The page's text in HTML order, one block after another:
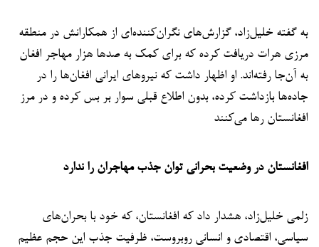
به گفته خلیل‌زاد، گزارش‌های نگران‌کننده‌ای از همکارانش در منطقه
مرزی هرات دریافت کرده که برای کمک به صدها هزار مهاجر افغان
به آن‌جا رفته‌اند. او اظهار داشت که نیروهای ایرانی افغان‌ها را در
جاده‌ها بازداشت کرده، بدون اطلاع قبلی سوار بر بس کرده و در مرز
افغانستان رها می‌کنند
افغانستان در وضعیت بحرانی توان جذب مهاجران را ندارد
زلمی خلیل‌زاد، هشدار داد که افغانستان، که خود با بحران‌های
سیاسی، اقتصادی و انسانی روبروست، ظرفیت جذب این حجم عظیم